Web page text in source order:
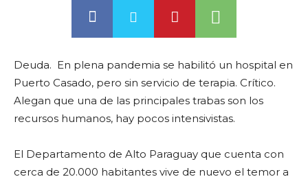
Deuda. En plena pandemia se habilitó un hospital en
Puerto Casado, pero sin servicio de terapia. Crítico.
Alegan que una de las principales trabas son los
recursos humanos, hay pocos intensivistas.
El Departamento de Alto Paraguay que cuenta con
cerca de 20.000 habitantes vive de nuevo el temor a